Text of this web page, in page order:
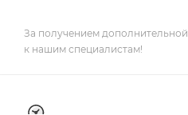
За получением
к нашим специалистам!